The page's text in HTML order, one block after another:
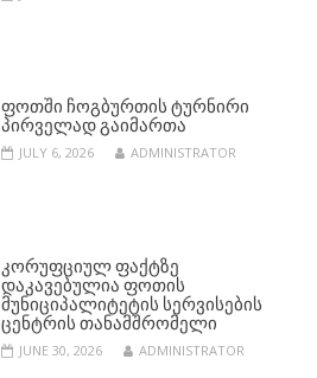
ᲤᲝᲗᲨᲘ ᲩᲝᲒᲑᲣᲠᲗᲘᲡ ᲢᲣᲠᲜᲘᲠᲘ
ᲞᲘᲠᲕᲔᲚᲐᲓ ᲒᲐᲘᲛᲐᲠᲗᲐ
JULY 6, 2026 ADMINISTRATOR
ᲙᲝᲠᲣᲤᲪᲘᲣᲚ ᲤᲐᲥᲢᲖᲔ
ᲓᲐᲙᲐᲕᲔᲑᲣᲚᲘᲐ ᲤᲝᲗᲘᲡ
ᲛᲣᲜᲘᲪᲘᲞᲐᲚᲘᲢᲔᲢᲘᲡ ᲡᲔᲠᲕᲘᲡᲔᲑᲘᲡ
ᲪᲔᲜᲢᲠᲘᲡ ᲗᲐᲜᲐᲛᲨᲠᲝᲛᲔᲚᲘ
JUNE 30, 2026 ADMINISTRATOR